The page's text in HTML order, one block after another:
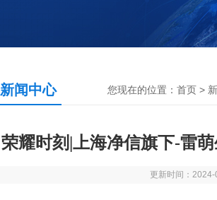
新闻中心 您现在的位置： 首页 >
荣耀时刻|上海净信旗下-雷
更新时间：